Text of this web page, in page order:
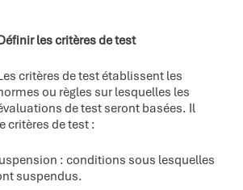
les critères de test
critères de test établissent les
ou règles sur lesquelles les
de test seront basées. Il
critères de test :
: conditions sous lesquelles
suspendus.